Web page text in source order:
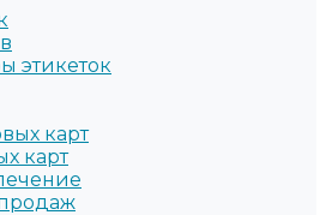
этикеток
карт
карт